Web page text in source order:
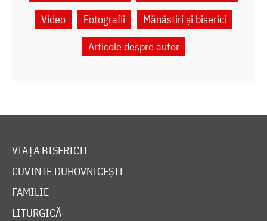
Video
Fotografii
Mănăstiri și biserici
Articole despre autor
VIAȚA BISERICII
CUVINTE DUHOVNICEȘTI
FAMILIE
LITURGICĂ